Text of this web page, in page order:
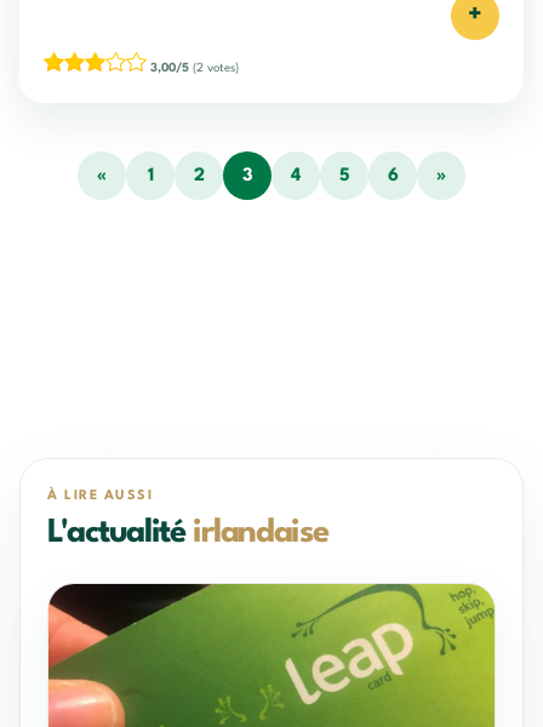
+
3,00/5 (2 votes)
« 1 2 3 4 5 6 »
À LIRE AUSSI
L'actualité irlandaise